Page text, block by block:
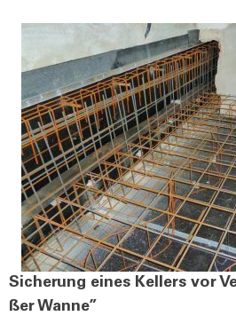
Siche­rung eines Kel­lers vor
ßer Wan­ne”